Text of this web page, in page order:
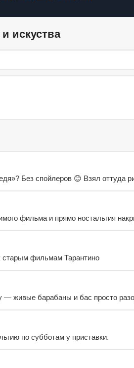
искуства
Без спойлеров 😊 Взял оттуда
фильма и прямо ностальгия
старым фильмам Тарантино
— живые барабаны и бас просто
по субботам у приставки.